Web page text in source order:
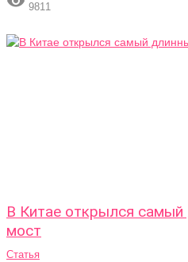
9811
В Китае открылся
мост
Статья